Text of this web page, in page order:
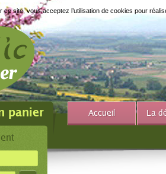
ce site, vous acceptez l’utilisation de cookies pour
panier Accueil La